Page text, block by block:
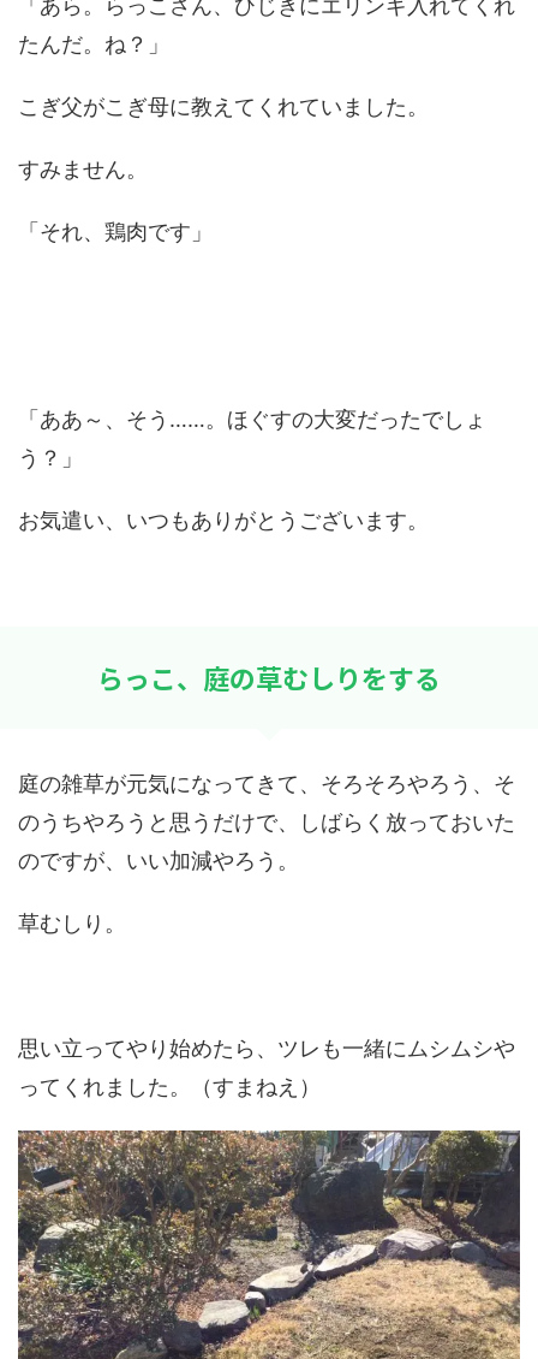
「あら。らっこさん、ひじきにエリンギ入れてくれ
たんだ。ね？」
こぎ父がこぎ母に教えてくれていました。
すみません。
「それ、鶏肉です」
「ああ～、そう……。ほぐすの大変だったでしょ
う？」
お気遣い、いつもありがとうございます。
らっこ、庭の草むしりをする
庭の雑草が元気になってきて、そろそろやろう、そ
のうちやろうと思うだけで、しばらく放っておいた
のですが、いい加減やろう。
草むしり。
思い立ってやり始めたら、ツレも一緒にムシムシや
ってくれました。（すまねえ）